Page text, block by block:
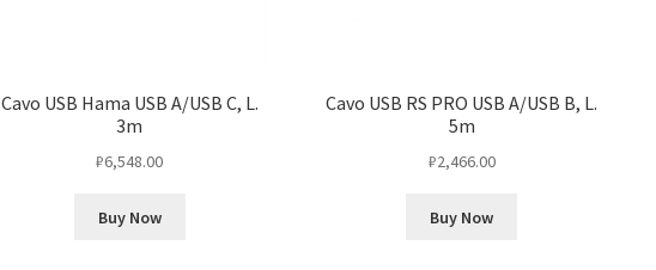
Cavo USB Hama USB A/USB C, L.
3m
₽6,548.00
Buy Now
Cavo USB RS PRO USB A/USB B, L.
5m
₽2,466.00
Buy Now